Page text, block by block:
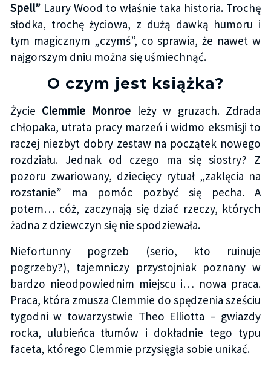
Spell”Laury Wood to właśnie taka historia. Trochę
słodka, trochę życiowa, z dużą dawką humoru i
tym magicznym „czymś”, co sprawia, że nawet w
najgorszym dniu można się uśmiechnąć.
O czym jest książka?
Życie Clemmie Monroeleży w gruzach. Zdrada
chłopaka, utrata pracy marzeń i widmo eksmisji to
raczej niezbyt dobry zestaw na początek nowego
rozdziału. Jednak od czego ma się siostry? Z
pozoru zwariowany, dziecięcy rytuał „zaklęcia na
rozstanie” ma pomóc pozbyć się pecha. A
potem… cóż, zaczynają się dziać rzeczy, których
żadna z dziewczyn się nie spodziewała.
Niefortunny pogrzeb (serio, kto ruinuje
pogrzeby?), tajemniczy przystojniak poznany w
bardzo nieodpowiednim miejscu i… nowa praca.
Praca, która zmusza Clemmie do spędzenia sześciu
tygodni w towarzystwie Theo Elliotta – gwiazdy
rocka, ulubieńca tłumów i dokładnie tego typu
faceta, którego Clemmie przysięgła sobie unikać.